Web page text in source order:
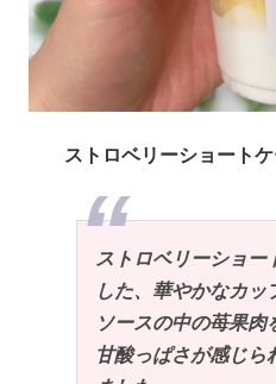
ストロベリーショー
ストロベリーショー
した、華やかなカッ
ソースの中の苺果肉
甘酸っぱさが感じら